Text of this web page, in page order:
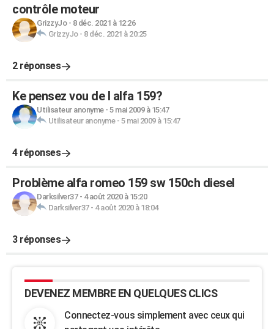
contrôle moteur
GrizzyJo- 8 déc. 2021 à 12:26
GrizzyJo- 8 déc. 2021 à 20:25
2 réponses
Ke pensez vou de l alfa 159?
Utilisateur anonyme- 5 mai 2009 à 15:47
Utilisateur anonyme- 5 mai 2009 à 15:47
4 réponses
Problème alfa romeo 159 sw 150ch diesel
Darksilver37- 4 août 2020 à 15:20
Darksilver37- 4 août 2020 à 18:04
3 réponses
DEVENEZ MEMBRE EN QUELQUES CLICS
Connectez-vous simplement avec ceux qui